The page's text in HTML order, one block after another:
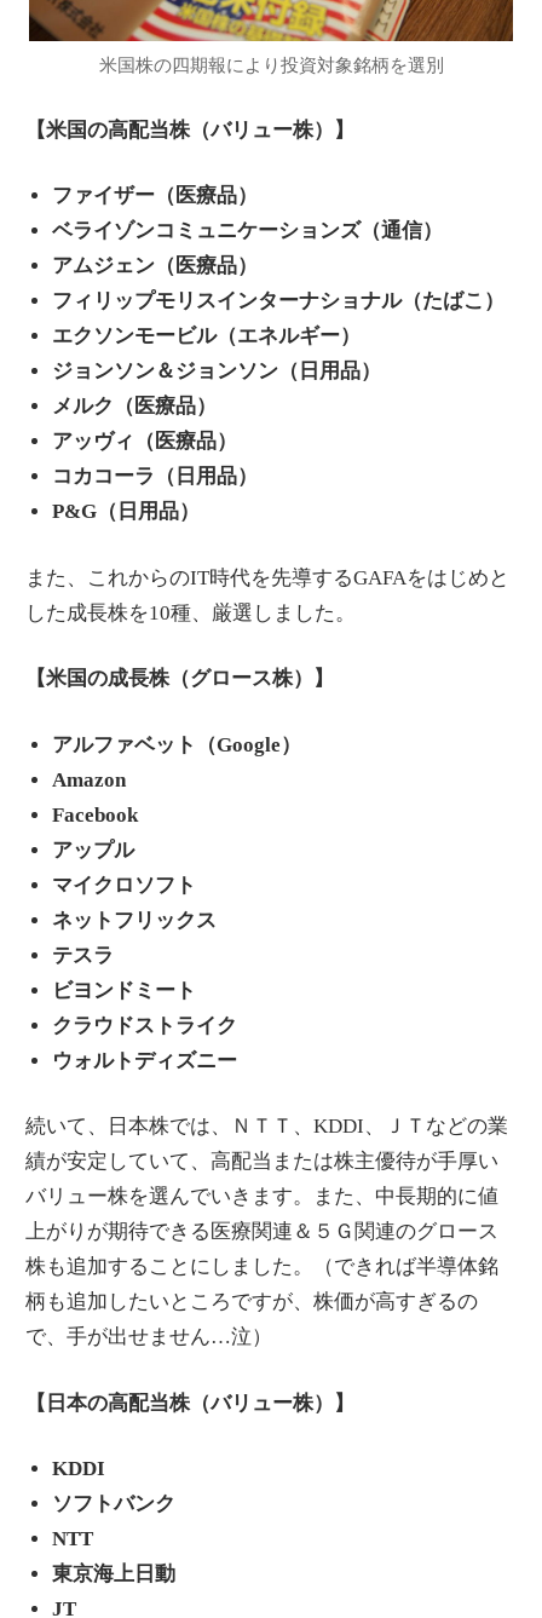
米国株の四期報により投資対象銘柄を選別
【米国の高配当株（バリュー株）】
ファイザー（医療品）
ベライゾンコミュニケーションズ（通信）
アムジェン（医療品）
フィリップモリスインターナショナル（たばこ）
エクソンモービル（エネルギー）
ジョンソン＆ジョンソン（日用品）
メルク（医療品）
アッヴィ（医療品）
コカコーラ（日用品）
P&G（日用品）
また、これからのIT時代を先導するGAFAをはじめと
した成長株を10種、厳選しました。
【米国の成長株（グロース株）】
アルファベット（Google）
Amazon
Facebook
アップル
マイクロソフト
ネットフリックス
テスラ
ビヨンドミート
クラウドストライク
ウォルトディズニー
続いて、日本株では、ＮＴＴ、KDDI、ＪＴなどの業
績が安定していて、高配当または株主優待が手厚い
バリュー株を選んでいきます。また、中長期的に値
上がりが期待できる医療関連＆５Ｇ関連のグロース
株も追加することにしました。（できれば半導体銘
柄も追加したいところですが、株価が高すぎるの
で、手が出せません…泣）
【日本の高配当株（バリュー株）】
KDDI
ソフトバンク
NTT
東京海上日動
JT